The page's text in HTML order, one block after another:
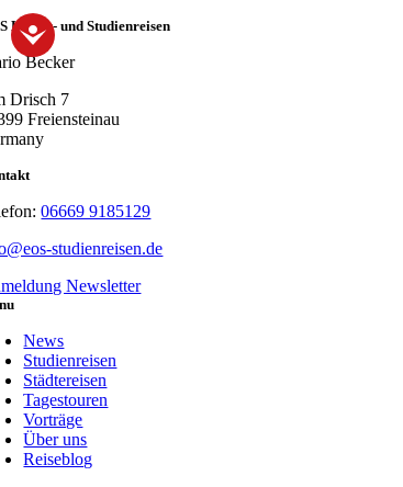
Kultur- und Studienreisen
Becker
Drisch 7
Freiensteinau
06669 9185129
studienreisen.de
Newsletter
News
Studienreisen
Städtereisen
Tagestouren
Vorträge
Über uns
Reiseblog